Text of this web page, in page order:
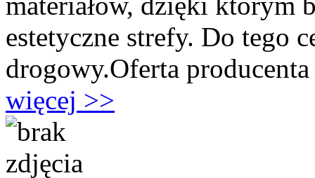
estetyczne strefy. Do tego
drogowy.Oferta
więcej >>